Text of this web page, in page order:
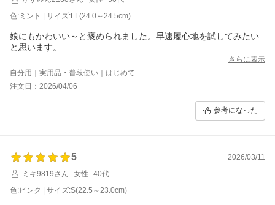
色:ミント | サイズ:LL(24.0～24.5cm)
娘にもかわいい～と褒められました。早速履心地を試してみたい
と思います。
さらに表示
自分用｜実用品・普段使い｜はじめて
注文日：2026/04/06
参考になった
5
2026/03/11
ミキ9819さん
女性
40代
色:ピンク | サイズ:S(22.5～23.0cm)